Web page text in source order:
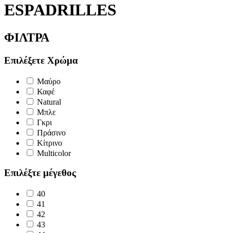
ESPADRILLES
ΦΙΛΤΡΑ
Επιλέξετε Χρώμα
Μαύρο
Καφέ
Natural
Μπλε
Γκρι
Πράσινο
Κίτρινο
Multicolor
Επιλέξτε μέγεθος
40
41
42
43